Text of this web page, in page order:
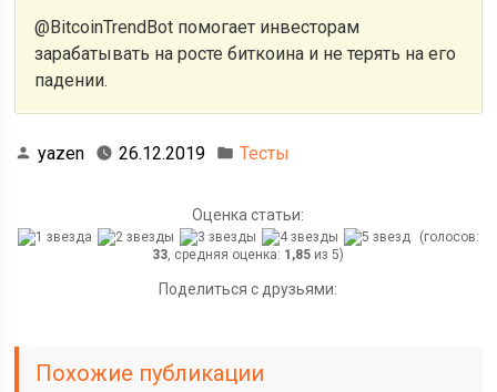
@BitcoinTrendBot помогает инвесторам
зарабатывать на росте биткоина и не терять на его
падении.
yazen 26.12.2019 Тесты
Оценка статьи:
(голосов:
33, средняя оценка: 1,85 из 5)
Поделиться с друзьями:
Похожие публикации